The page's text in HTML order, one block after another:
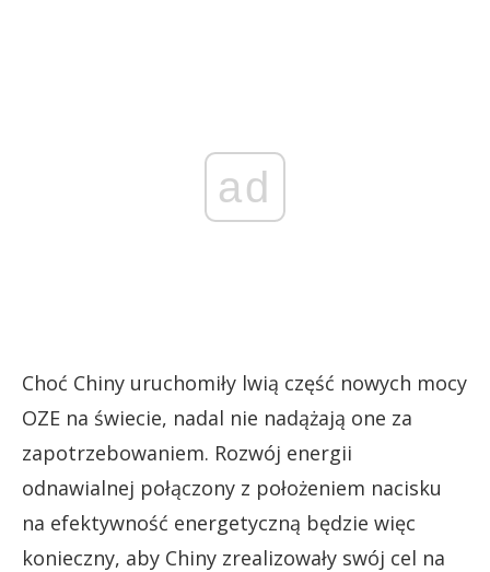
ad
Choć Chiny uruchomiły lwią część nowych mocy
OZE na świecie, nadal nie nadążają one za
zapotrzebowaniem. Rozwój energii
odnawialnej połączony z położeniem nacisku
na efektywność energetyczną będzie więc
konieczny, aby Chiny zrealizowały swój cel na